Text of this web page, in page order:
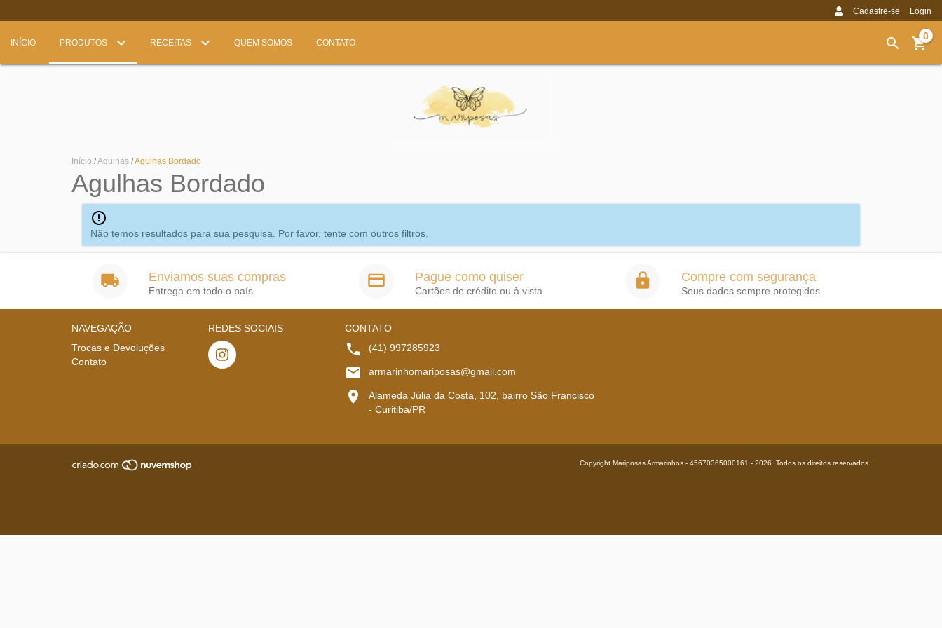
Cadastre-se Login
INÍCIO PRODUTOS RECEITAS QUEM SOMOS CONTATO
0
Início /Agulhas /Agulhas Bordado
Agulhas Bordado
Não temos resultados para sua pesquisa. Por favor, tente com outros filtros.
Enviamos suas compras
Entrega em todo o país
Pague como quiser
Cartões de crédito ou à vista
Compre com segurança
Seus dados sempre protegidos
NAVEGAÇÃO
Trocas e Devoluções
Contato
REDES SOCIAIS
CONTATO
(41) 997285923
armarinhomariposas@gmail.com
Alameda Júlia da Costa, 102, bairro São Francisco
- Curitiba/PR
Copyright Mariposas Armarinhos - 45670365000161 - 2026. Todos os direitos reservados.